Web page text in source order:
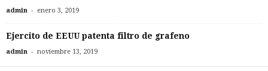
admin - enero 3, 2019
Ejercito de EEUU patenta filtro de grafeno
admin - noviembre 13, 2019